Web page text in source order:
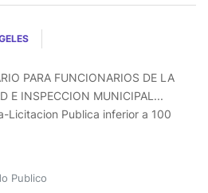
PARA FUNCIONARIOS DE LA
E INSPECCION MUNICIPAL...
Licitacion Publica inferior a 100
Publico